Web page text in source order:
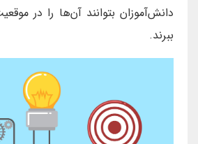
دانش‌آموزان بتوانند آن‌ها را در
ببرند.